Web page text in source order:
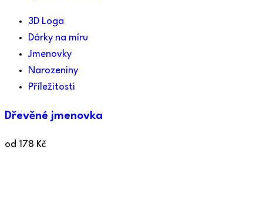
3D Loga
Dárky na míru
Jmenovky
Narozeniny
Příležitosti
Dřevěné jmenovka
od 178 Kč